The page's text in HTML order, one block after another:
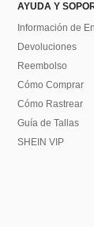
AYUDA Y
Información de
Devoluciones
Reembolso
Cómo Comprar
Cómo Rastrear
Guía de Tallas
SHEIN VIP